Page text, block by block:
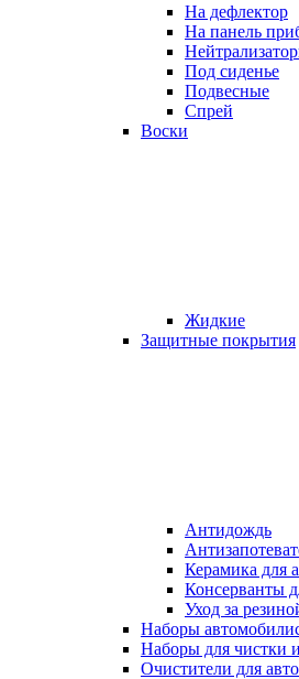
На дефлектор
На панель
Под сиденье
Подвесные
Спрей
Воски
Жидкие
Защитные покрытия
Антидождь
Керамика для
Консерванты
Уход за
Наборы
Наборы для чистки
Очистители для